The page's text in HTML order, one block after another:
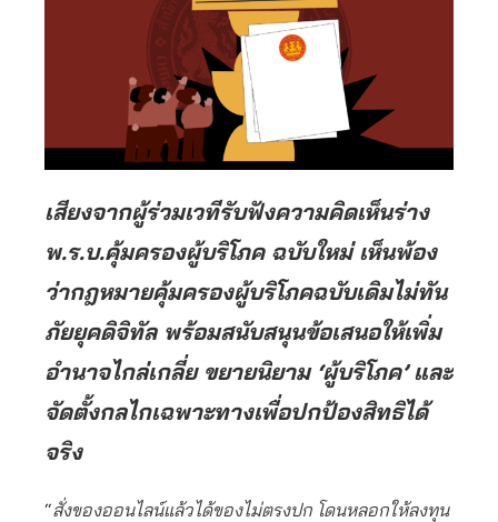
เสียงจากผู้ร่วมเวทีรับฟังความคิดเห็นร่าง
พ.ร.บ.คุ้มครองผู้บริโภค ฉบับใหม่ เห็นพ้อง
ว่ากฎหมายคุ้มครองผู้บริโภคฉบับเดิมไม่ทัน
ภัยยุคดิจิทัล พร้อมสนับสนุนข้อเสนอให้เพิ่ม
อำนาจไกล่เกลี่ย ขยายนิยาม ‘ผู้บริโภค’ และ
จัดตั้งกลไกเฉพาะทางเพื่อปกป้องสิทธิได้
จริง
“สั่งของออนไลน์แล้วได้ของไม่ตรงปก โดนหลอกให้ลงทุน